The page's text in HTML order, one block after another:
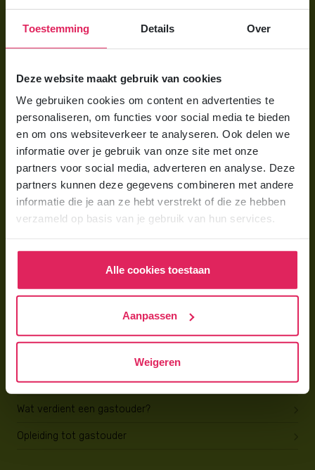
Toestemming Details Over
Deze website maakt gebruik van cookies
We gebruiken cookies om content en advertenties te
personaliseren, om functies voor social media te bieden
en om ons websiteverkeer te analyseren. Ook delen we
informatie over je gebruik van onze site met onze
partners voor social media, adverteren en analyse. Deze
partners kunnen deze gegevens combineren met andere
informatie die je aan ze hebt verstrekt of die ze hebben
verzameld op basis van je gebruik van hun services.
Alle cookies toestaan
Aanpassen
Weigeren
Aanmelden bij 4Kids
Berekening maken
Voor ouders
Wat is gastouderopvang?
Wat kost een gastouder?
Hoe vind ik een gastouder?
Gastouder worden bij 4Kids
Hoe vind ik gastkinderen?
Trainingen & cursussen
Gastouder worden
Wat verdient een gastouder?
Opleiding tot gastouder